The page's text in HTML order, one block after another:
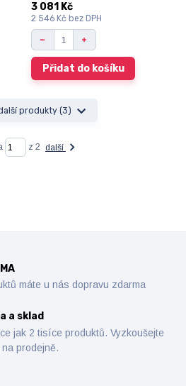
3 081 Kč
2 546 Kč bez DPH
Přidat do košíku
produkty (3)
z 2 další
máte u nás dopravu zdarma
a sklad
jak 2 tisíce produktů. Vyzkoušejte
prodejně.